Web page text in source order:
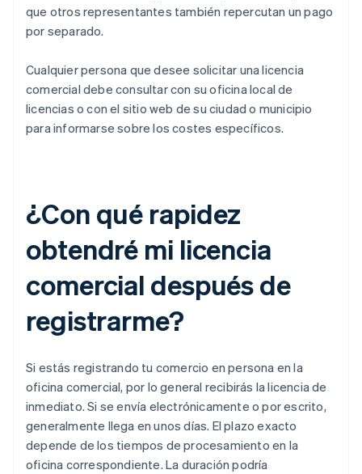
que otros representantes también repercutan un pago
por separado.
Cualquier persona que desee solicitar una licencia
comercial debe consultar con su oficina local de
licencias o con el sitio web de su ciudad o municipio
para informarse sobre los costes específicos.
¿Con qué rapidez
obtendré mi licencia
comercial después de
registrarme?
Si estás registrando tu comercio en persona en la
oficina comercial, por lo general recibirás la licencia de
inmediato. Si se envía electrónicamente o por escrito,
generalmente llega en unos días. El plazo exacto
depende de los tiempos de procesamiento en la
oficina correspondiente. La duración podría